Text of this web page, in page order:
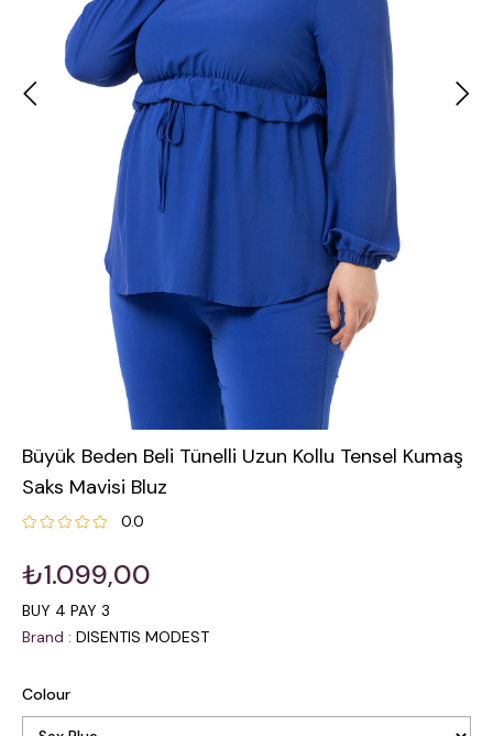
Büyük Beden Beli Tünelli Uzun Kollu Tensel Kumaş
Saks Mavisi Bluz
0.0
₺1.099,00
BUY 4 PAY 3
Brand : DISENTIS MODEST
Colour